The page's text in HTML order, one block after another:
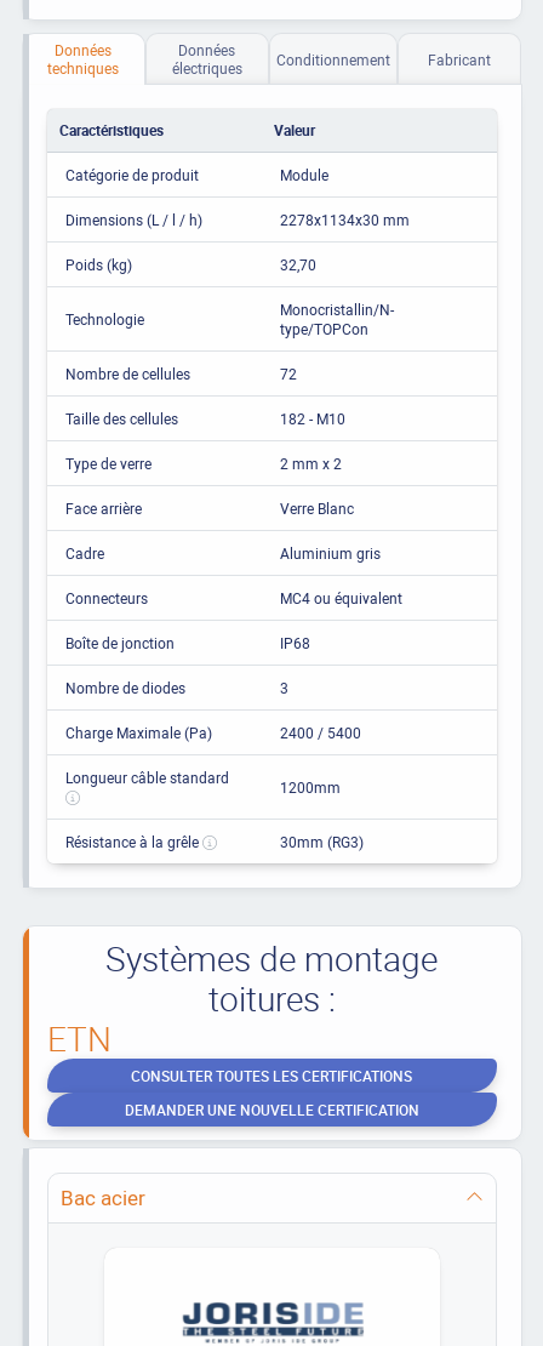
Données
techniques
Données
électriques
Conditionnement Fabricant
Caractéristiques Valeur
Catégorie de produit Module
Dimensions (L / l / h) 2278x1134x30 mm
Poids (kg) 32,70
Technologie
Monocristallin/N-
type/TOPCon
Nombre de cellules 72
Taille des cellules 182 - M10
Type de verre 2 mm x 2
Face arrière Verre Blanc
Cadre Aluminium gris
Connecteurs MC4 ou équivalent
Boîte de jonction IP68
Nombre de diodes 3
Charge Maximale (Pa) 2400 / 5400
Longueur câble standard 1200mm
Résistance à la grêle 30mm (RG3)
Systèmes de montage
toitures :
ETN
CONSULTER TOUTES LES CERTIFICATIONS
DEMANDER UNE NOUVELLE CERTIFICATION
Bac acier